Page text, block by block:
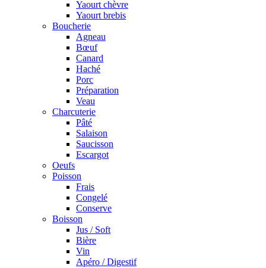
Yaourt chèvre
Yaourt brebis
Boucherie
Agneau
Bœuf
Canard
Haché
Porc
Préparation
Veau
Charcuterie
Pâté
Salaison
Saucisson
Escargot
Oeufs
Poisson
Frais
Congelé
Conserve
Boisson
Jus / Soft
Bière
Vin
Apéro / Digestif